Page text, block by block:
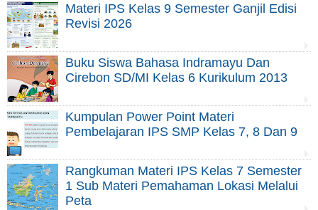
Materi IPS Kelas 9 Semester Ganjil Edisi
Revisi 2026
Buku Siswa Bahasa Indramayu Dan
Cirebon SD/MI Kelas 6 Kurikulum 2013
Kumpulan Power Point Materi
Pembelajaran IPS SMP Kelas 7, 8 Dan 9
Rangkuman Materi IPS Kelas 7 Semester
1 Sub Materi Pemahaman Lokasi Melalui
Peta